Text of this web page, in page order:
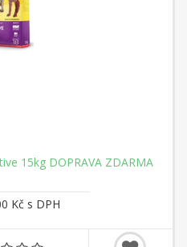
15kg DOPRAVA ZDARMA
Kč s DPH